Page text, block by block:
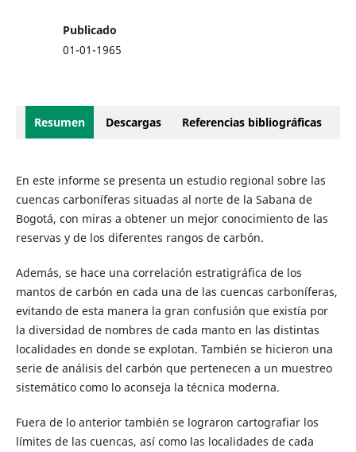
Publicado
01-01-1965
Resumen Descargas Referencias bibliográficas
En este informe se presenta un estudio regional sobre las
cuencas carboníferas situadas al norte de la Sabana de
Bogotá, con miras a obtener un mejor conocimiento de las
reservas y de los diferentes rangos de carbón.
Además, se hace una correlación estratigráfica de los
mantos de carbón en cada una de las cuencas carboníferas,
evitando de esta manera la gran confusión que existía por
la diversidad de nombres de cada manto en las distintas
localidades en donde se explotan. También se hicieron una
serie de análisis del carbón que pertenecen a un muestreo
sistemático como lo aconseja la técnica moderna.
Fuera de lo anterior también se lograron cartografiar los
límites de las cuencas, así como las localidades de cada